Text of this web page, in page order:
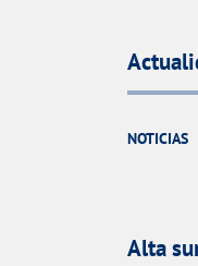
NOTICIAS
Alta